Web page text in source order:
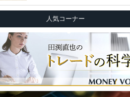
人気コーナー